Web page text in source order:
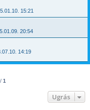
15:21
20:54
14:19
/ 1
Ugrás